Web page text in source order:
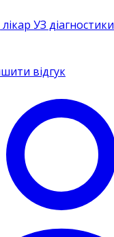
УЗ діагностики
відгук